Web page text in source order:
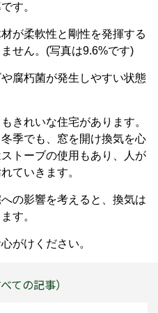
す。
が柔軟性と剛性を発揮する
せん。(写真は9.6%です)
腐朽菌が発生しやすい状態
きれいな住宅があります。
季でも、窓を開け換気を心
トーブの使用もあり、人が
ていきます。
の影響を考えると、換気は
す。
がけください。
ての記事）